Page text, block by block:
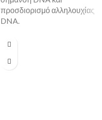
προσδιορισμό αλληλουχίας
DNA.